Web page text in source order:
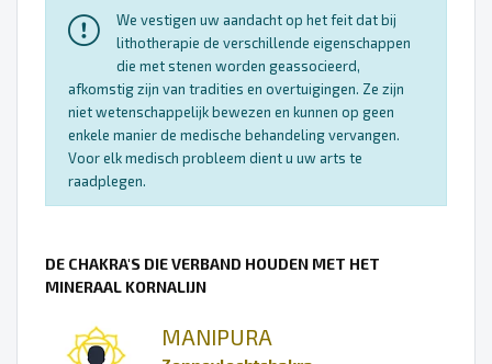
We vestigen uw aandacht op het feit dat bij
lithotherapie de verschillende eigenschappen
die met stenen worden geassocieerd,
afkomstig zijn van tradities en overtuigingen. Ze zijn
niet wetenschappelijk bewezen en kunnen op geen
enkele manier de medische behandeling vervangen.
Voor elk medisch probleem dient u uw arts te
raadplegen.
DE CHAKRA'S DIE VERBAND HOUDEN MET HET
MINERAAL KORNALIJN
MANIPURA